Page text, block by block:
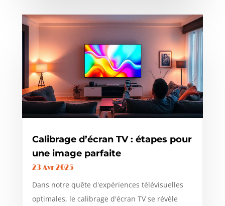
Calibrage d’écran TV : étapes pour
une image parfaite
23 Avr 2025
Dans notre quête d'expériences télévisuelles
optimales, le calibrage d'écran TV se révèle